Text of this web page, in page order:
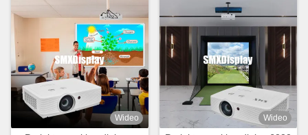
Wideo Wideo